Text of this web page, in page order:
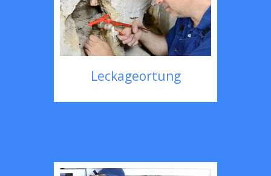
Leckageortung